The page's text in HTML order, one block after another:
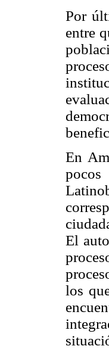
Por
entre
En
El
los